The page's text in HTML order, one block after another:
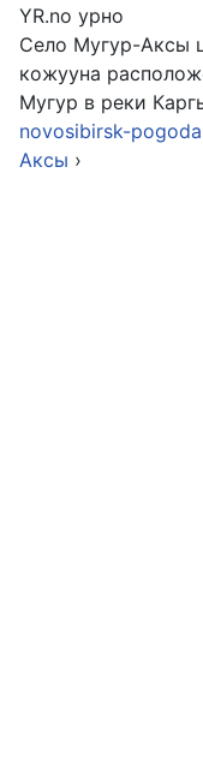
YR.no урно
Село Мугур-Аксы
кожууна
Мугур в реки
novosibirsk-
Аксы ›